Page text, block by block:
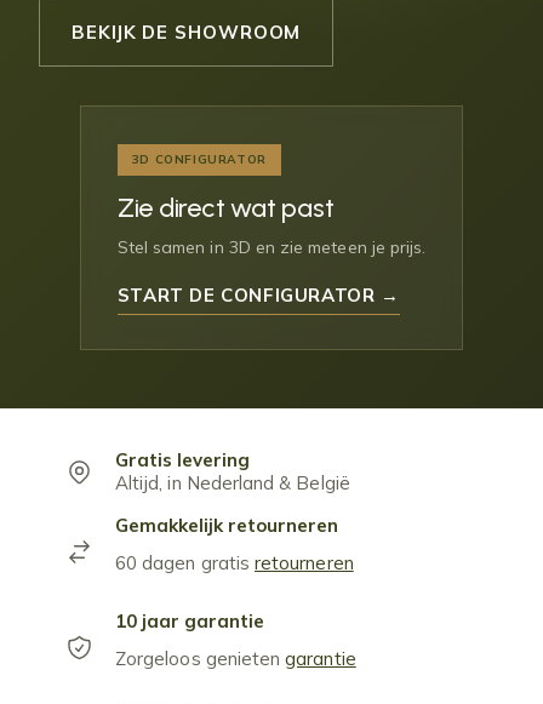
BEKIJK DE SHOWROOM
3D CONFIGURATOR
Zie direct wat past
Stel samen in 3D en zie meteen je prijs.
START DE CONFIGURATOR →
Gratis levering
Altijd, in Nederland & België
Gemakkelijk retourneren
60 dagen gratisretourneren
10 jaar garantie
Zorgeloos genietengarantie